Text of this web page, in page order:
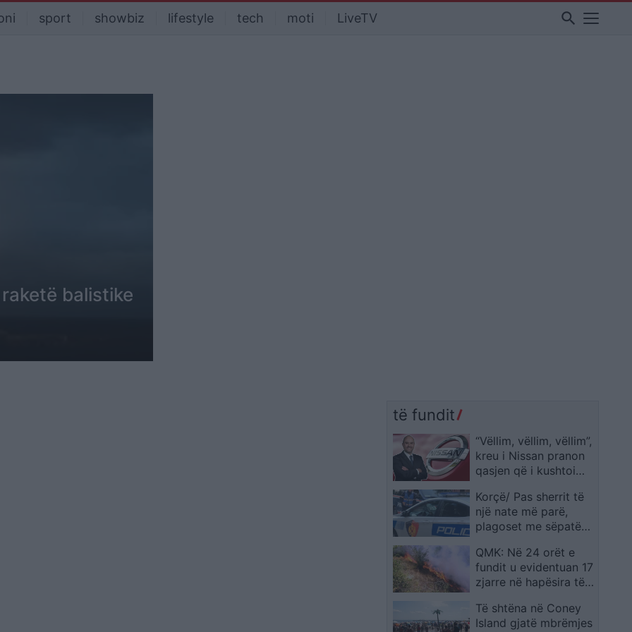
sport showbiz lifestyle tech moti LiveTV search
balistike
të fundit
“Vëllim, vëllim, vëllim”,
kreu i Nissan pranon
qasjen që i kushtoi
Korçë/ Pas sherrit të
një nate më parë,
plagoset me sëpatë
në pranga autori
QMK: Në 24 orët e
fundit u evidentuan 17
zjarre në hapësira të
Të shtëna në Coney
Island gjatë mbrëmjes